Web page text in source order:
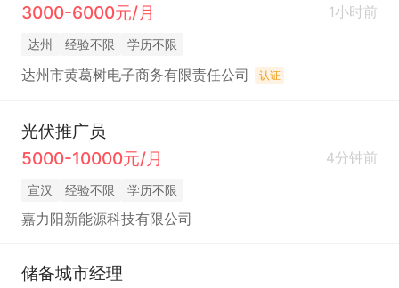
3000-6000元/月 1小时前
达州 经验不限 学历不限
达州市黄葛树电子商务有限责任公司 认证
光伏推广员
5000-10000元/月
4分钟前
宣汉 经验不限 学历不限
嘉力阳新能源科技有限公司
储备城市经理